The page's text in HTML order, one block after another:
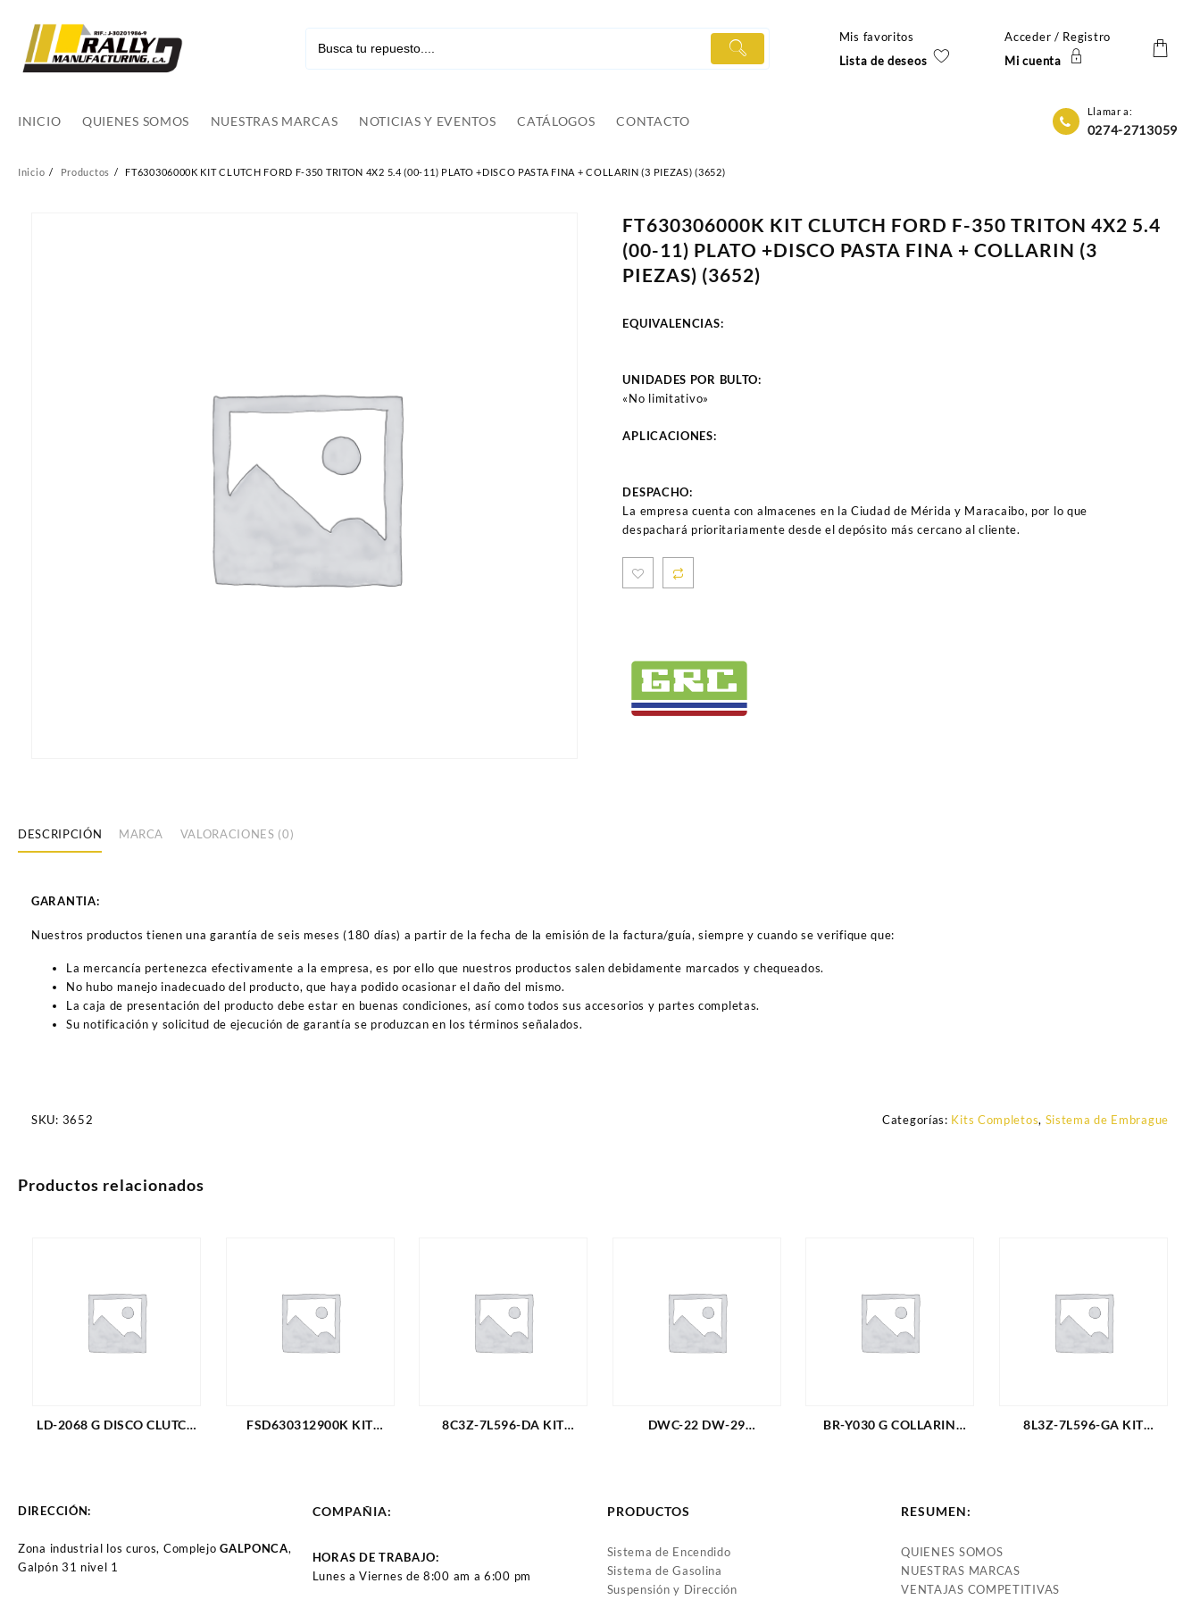
contenido
Mis favoritos
Lista de deseos
Acceder / Registro
Mi cuenta
INICIO QUIENES SOMOS NUESTRAS MARCAS NOTICIAS Y EVENTOS CATÁLOGOS CONTACTO
Llamar a:
0274-2713059
Inicio Productos FT630306000K KIT CLUTCH FORD F-350 TRITON 4X2 5.4 (00-11) PLATO +DISCO PASTA FINA + COLLARIN (3 PIEZAS) (3652)
FT630306000K KIT CLUTCH FORD F-350 TRITON 4X2 5.4
(00-11) PLATO +DISCO PASTA FINA + COLLARIN (3
PIEZAS) (3652)
EQUIVALENCIAS:
UNIDADES POR BULTO:
«No limitativo»
APLICACIONES:
DESPACHO:
La empresa cuenta con almacenes en la Ciudad de Mérida y Maracaibo, por lo que
despachará prioritariamente desde el depósito más cercano al cliente.
DESCRIPCIÓN MARCA VALORACIONES (0)
GARANTIA:
Nuestros productos tienen una garantía de seis meses (180 días) a partir de la fecha de la emisión de la factura/guía, siempre y cuando se verifique que:
La mercancía pertenezca efectivamente a la empresa, es por ello que nuestros productos salen debidamente marcados y chequeados.
No hubo manejo inadecuado del producto, que haya podido ocasionar el daño del mismo.
La caja de presentación del producto debe estar en buenas condiciones, así como todos sus accesorios y partes completas.
Su notificación y solicitud de ejecución de garantía se produzcan en los términos señalados.
SKU: 3652 Categorías: Kits Completos, Sistema de Embrague
Productos relacionados
LD-2068 G DISCO CLUTCH
FSD630312900K KIT
(PISTA ANCHA) 3 PIEZAS
8C3Z-7L596-DA KIT
DWC-22 DW-29
BR-Y030 G COLLARIN
8L3Z-7L596-GA KIT
DIRECCIÓN:
Zona industrial los curos, ComplejoGALPONCA,
Galpón 31 nivel 1
COMPAÑIA:
HORAS DE TRABAJO:
Lunes a Viernes de 8:00 am a 6:00 pm
PRODUCTOS
Sistema de Encendido
Sistema de Gasolina
Suspensión y Dirección
RESUMEN:
QUIENES SOMOS
NUESTRAS MARCAS
VENTAJAS COMPETITIVAS